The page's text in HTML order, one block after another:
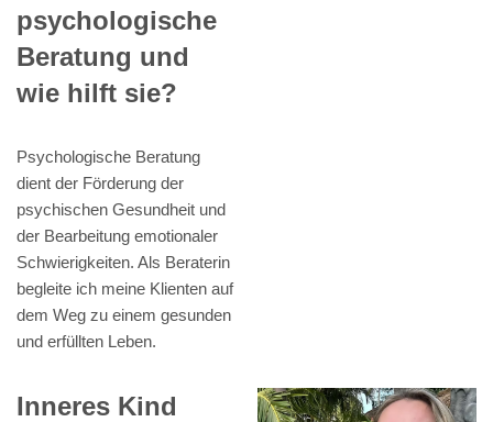
psychologische
Beratung und
wie hilft sie?
Psychologische Beratung
dient der Förderung der
psychischen Gesundheit und
der Bearbeitung emotionaler
Schwierigkeiten. Als Beraterin
begleite ich meine Klienten auf
dem Weg zu einem gesunden
und erfüllten Leben.
Inneres Kind